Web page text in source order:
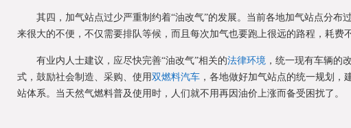
其四，加气站点过少严重制约着“油改气”的发展。当前各地加气站点分布
来很大的不便，不仅需要排队等候，而且每次加气也要跑上很远的路程，耗费不
有业内人士建议，应尽快完善“油改气”相关的法律环境 ，统一现有车辆的
式，鼓励社会制造、采购、使用双燃料汽车 ，各地做好加气站点的统一规划，
站体系。当天然气燃料普及使用时，人们就不用再因油价上涨而备受困扰了。